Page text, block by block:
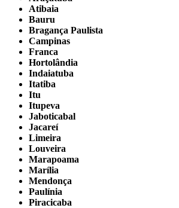
Atibaia
Bauru
Bragança Paulista
Campinas
Franca
Hortolândia
Indaiatuba
Itatiba
Itu
Itupeva
Jaboticabal
Jacareí
Limeira
Louveira
Marapoama
Marília
Mendonça
Paulínia
Piracicaba